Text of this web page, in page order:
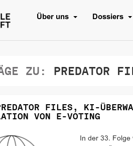
Über uns Dossiers
ZU: PREDATOR
FILES, KI-
VON E-VOTING
In der 33.